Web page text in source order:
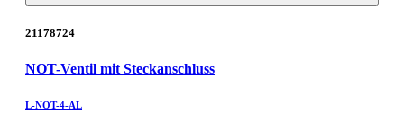
21178724
NOT-Ventil mit Steckanschluss
L-NOT-4-AL